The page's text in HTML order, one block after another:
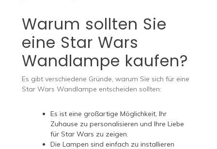
Warum sollten Sie
eine Star Wars
Wandlampe kaufen?
Es gibt verschiedene Gründe, warum Sie sich für eine
Star Wars Wandlampe entscheiden sollten:
Es ist eine großartige Möglichkeit, Ihr
Zuhause zu personalisieren und Ihre Liebe
für Star Wars zu zeigen.
Die Lampen sind einfach zu installieren